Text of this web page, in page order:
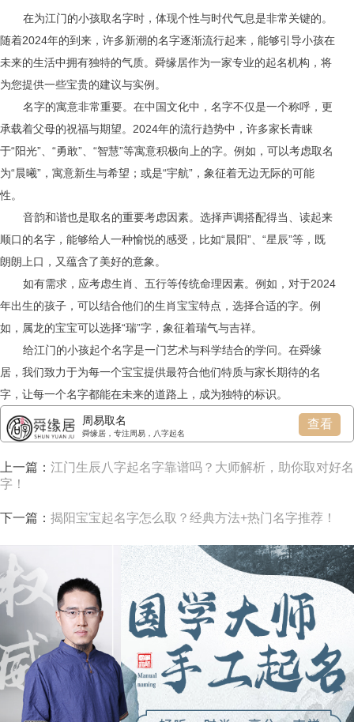
在为江门的小孩取名字时，体现个性与时代气息是非常关键的。
随着2024年的到来，许多新潮的名字逐渐流行起来，能够引导小孩在
未来的生活中拥有独特的气质。舜缘居作为一家专业的起名机构，将
为您提供一些宝贵的建议与实例。
名字的寓意非常重要。在中国文化中，名字不仅是一个称呼，更
承载着父母的祝福与期望。2024年的流行趋势中，许多家长青睐
于“阳光”、“勇敢”、“智慧”等寓意积极向上的字。例如，可以考虑取名
为“晨曦”，寓意新生与希望；或是“宇航”，象征着无边无际的可能
性。
音韵和谐也是取名的重要考虑因素。选择声调搭配得当、读起来
顺口的名字，能够给人一种愉悦的感受，比如“晨阳”、“星辰”等，既
朗朗上口，又蕴含了美好的意象。
如有需求，应考虑生肖、五行等传统命理因素。例如，对于2024
年出生的孩子，可以结合他们的生肖宝宝特点，选择合适的字。例
如，属龙的宝宝可以选择“瑞”字，象征着瑞气与吉祥。
给江门的小孩起个名字是一门艺术与科学结合的学问。在舜缘
居，我们致力于为每一个宝宝提供最符合他们特质与家长期待的名
字，让每一个名字都能在未来的道路上，成为独特的标识。
周易取名
舜缘居，专注周易，八字起名
查看
上一篇： 江门生辰八字起名字靠谱吗？大师解析，助你取对好名
字！
下一篇： 揭阳宝宝起名字怎么取？经典方法+热门名字推荐！